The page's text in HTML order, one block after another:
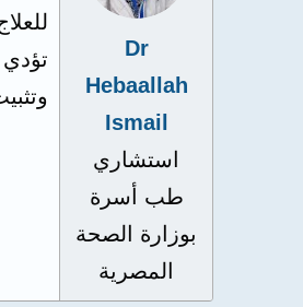
Dr
Hebaallah
Ismail
استشاري
طب أسرة
بوزارة الصحة
المصرية